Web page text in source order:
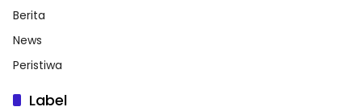
Berita
News
Peristiwa
Label